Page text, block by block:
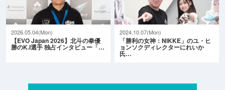
2026.05.04(Mon)
【EVO Japan 2026】北斗の拳優
勝のK.I選手 独占インタビュー「…
2024.10.07(Mon)
「勝利の女神：NIKKE」のユ・ヒ
ョンソクディレクターにれいか
氏…